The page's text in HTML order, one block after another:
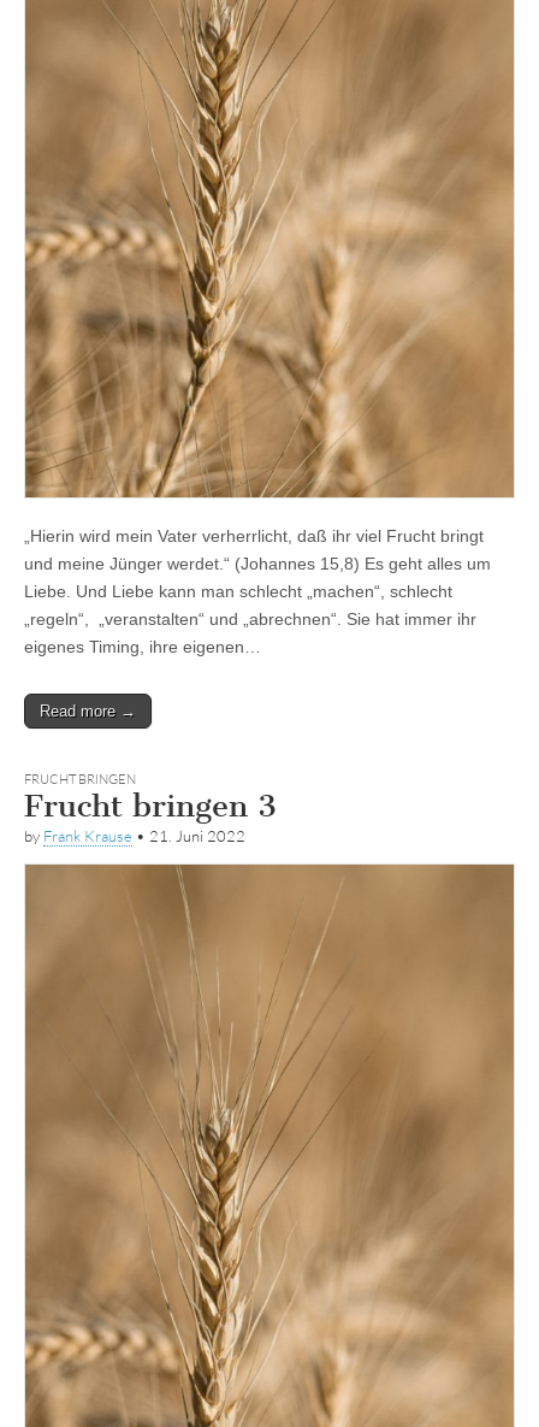
„Hierin wird mein Vater verherrlicht, daß ihr viel Frucht bringt
und meine Jünger werdet.“ (Johannes 15,8) Es geht alles um
Liebe. Und Liebe kann man schlecht „machen“, schlecht
„regeln“, „veranstalten“ und „abrechnen“. Sie hat immer ihr
eigenes Timing, ihre eigenen…
Read more →
FRUCHT BRINGEN
Frucht bringen 3
by Frank Krause • 21. Juni 2022